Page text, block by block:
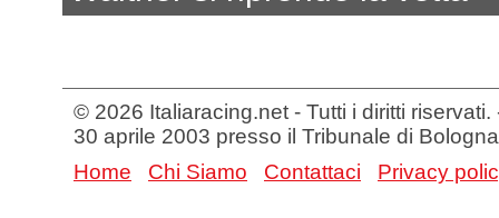
© 2026 Italiaracing.net - Tutti i diritti
30 aprile 2003 presso il Tribunale di Bologna
Home
Chi Siamo Contattaci Privacy